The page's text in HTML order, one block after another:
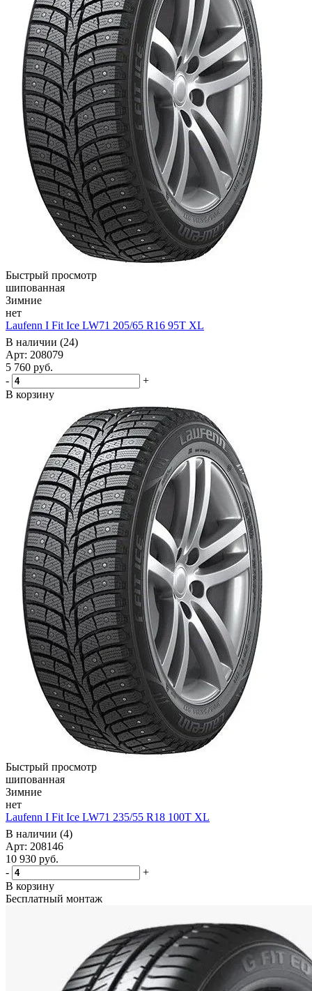
Быстрый просмотр
шипованная
Зимние
нет
Laufenn I Fit Ice LW71 205/65 R16 95T XL
В наличии (24)
Арт: 208079
5 760 руб.
-
+
В корзину
Быстрый просмотр
шипованная
Зимние
нет
Laufenn I Fit Ice LW71 235/55 R18 100T XL
В наличии (4)
Арт: 208146
10 930 руб.
-
+
В корзину
Бесплатный монтаж